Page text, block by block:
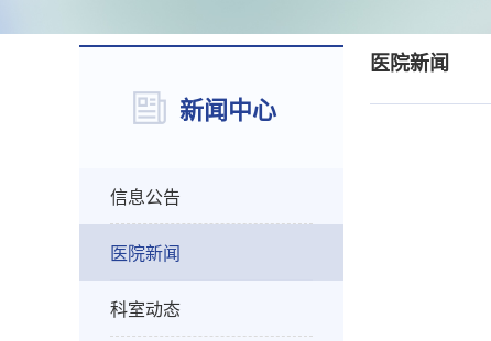
新闻中心
信息公告
医院新闻
科室动态
医院新闻